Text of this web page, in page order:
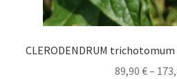
CLERODENDRUM
89,90 €–